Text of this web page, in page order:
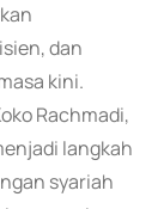
dan
kini.
Rachmadi,
langkah
syariah